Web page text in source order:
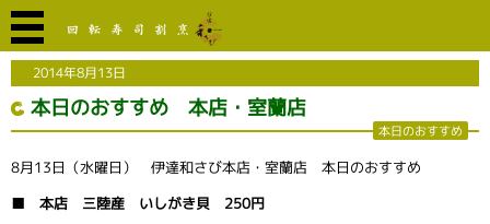
2014年8月13日
本日のおすすめ 本店・室蘭店
本日のおすすめ
8月13日（水曜日） 伊達和さび本店・室蘭店 本日のおすすめ
■ 本店 三陸産 いしがき貝 250円